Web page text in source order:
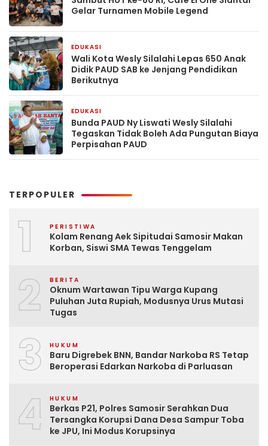
Gelar Turnamen Mobile Legend
EDUKASI
Wali Kota Wesly Silalahi Lepas 650 Anak
Didik PAUD SAB ke Jenjang Pendidikan
Berikutnya
EDUKASI
Bunda PAUD Ny Liswati Wesly Silalahi
Tegaskan Tidak Boleh Ada Pungutan Biaya
Perpisahan PAUD
TERPOPULER
1 PERISTIWA
Kolam Renang Aek Sipitudai Samosir Makan
Korban, Siswi SMA Tewas Tenggelam
2 BERITA
Oknum Wartawan Tipu Warga Kupang
Puluhan Juta Rupiah, Modusnya Urus Mutasi
Tugas
3 HUKUM
Baru Digrebek BNN, Bandar Narkoba RS Tetap
Beroperasi Edarkan Narkoba di Parluasan
4 HUKUM
Berkas P21, Polres Samosir Serahkan Dua
Tersangka Korupsi Dana Desa Sampur Toba
ke JPU, Ini Modus Korupsinya